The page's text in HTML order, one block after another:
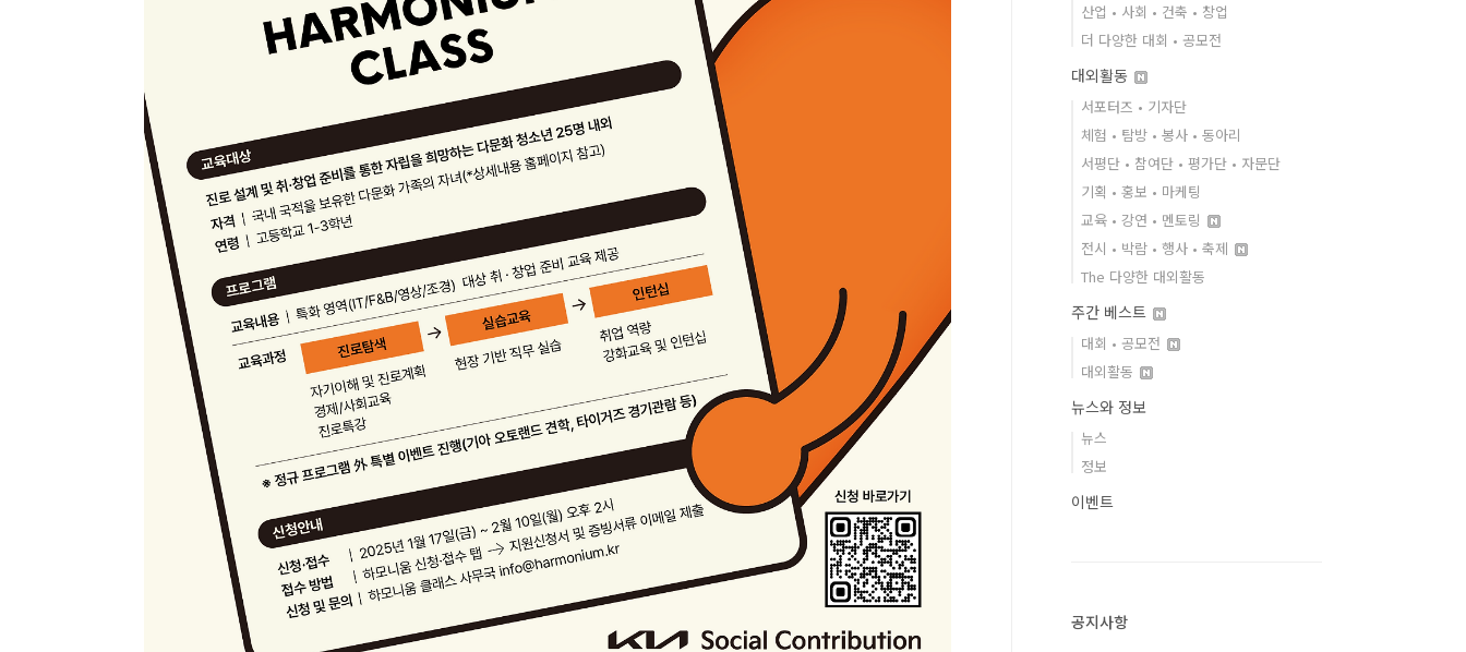
산업 • 사회 • 건축 • 창업
더 다양한 대회 • 공모전
대외활동
서포터즈 • 기자단
체험 • 탐방 • 봉사 • 동아리
서평단 • 참여단 • 평가단 • 자문단
기획 • 홍보 • 마케팅
교육 • 강연 • 멘토링
전시 • 박람 • 행사 • 축제
The 다양한 대외활동
주간 베스트
대회 • 공모전
대외활동
뉴스와 정보
뉴스
정보
이벤트
공지사항